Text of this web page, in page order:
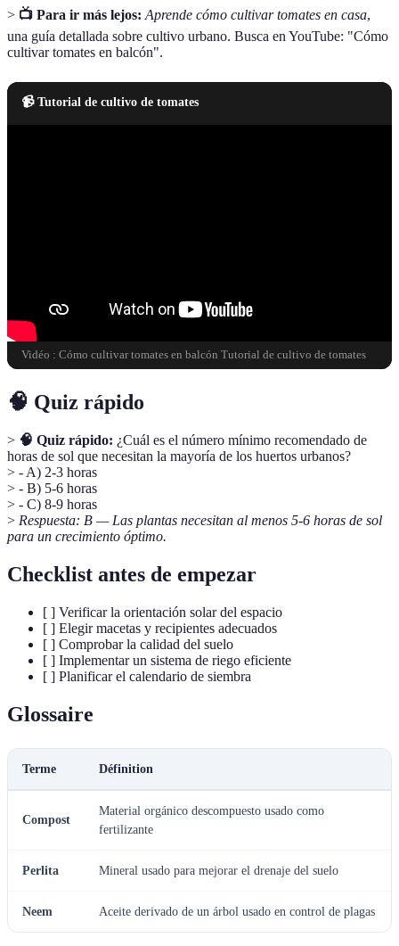
> 📺 Para ir más lejos: Aprende cómo cultivar tomates en casa,
una guía detallada sobre cultivo urbano. Busca en YouTube: "Cómo
cultivar tomates en balcón".
📹 Tutorial de cultivo de tomates
Vidéo : Cómo cultivar tomates en balcón Tutorial de cultivo de tomates
🧠 Quiz rápido
> 🧠 Quiz rápido: ¿Cuál es el número mínimo recomendado de
horas de sol que necesitan la mayoría de los huertos urbanos?
> - A) 2-3 horas
> - B) 5-6 horas
> - C) 8-9 horas
> Respuesta: B — Las plantas necesitan al menos 5-6 horas de sol
para un crecimiento óptimo.
Checklist antes de empezar
[ ] Verificar la orientación solar del espacio
[ ] Elegir macetas y recipientes adecuados
[ ] Comprobar la calidad del suelo
[ ] Implementar un sistema de riego eficiente
[ ] Planificar el calendario de siembra
Glossaire
Terme Définition
Compost
Material orgánico descompuesto usado como
fertilizante
Perlita Mineral usado para mejorar el drenaje del suelo
Neem Aceite derivado de un árbol usado en control de plagas